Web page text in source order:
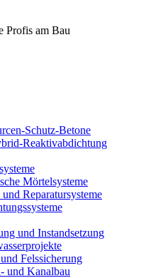
Profis am Bau
Schutz-Betone
Reaktivab­dichtung
Mörtelsysteme
Reparatursysteme
und Instandsetzung
Felssicherung
und Kanalbau